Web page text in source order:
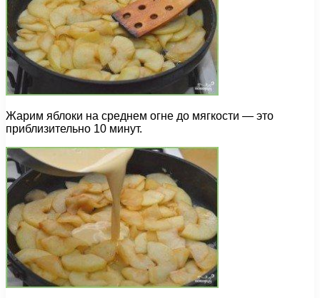
Жарим яблоки на среднем огне до мягкости — это
приблизительно 10 минут.